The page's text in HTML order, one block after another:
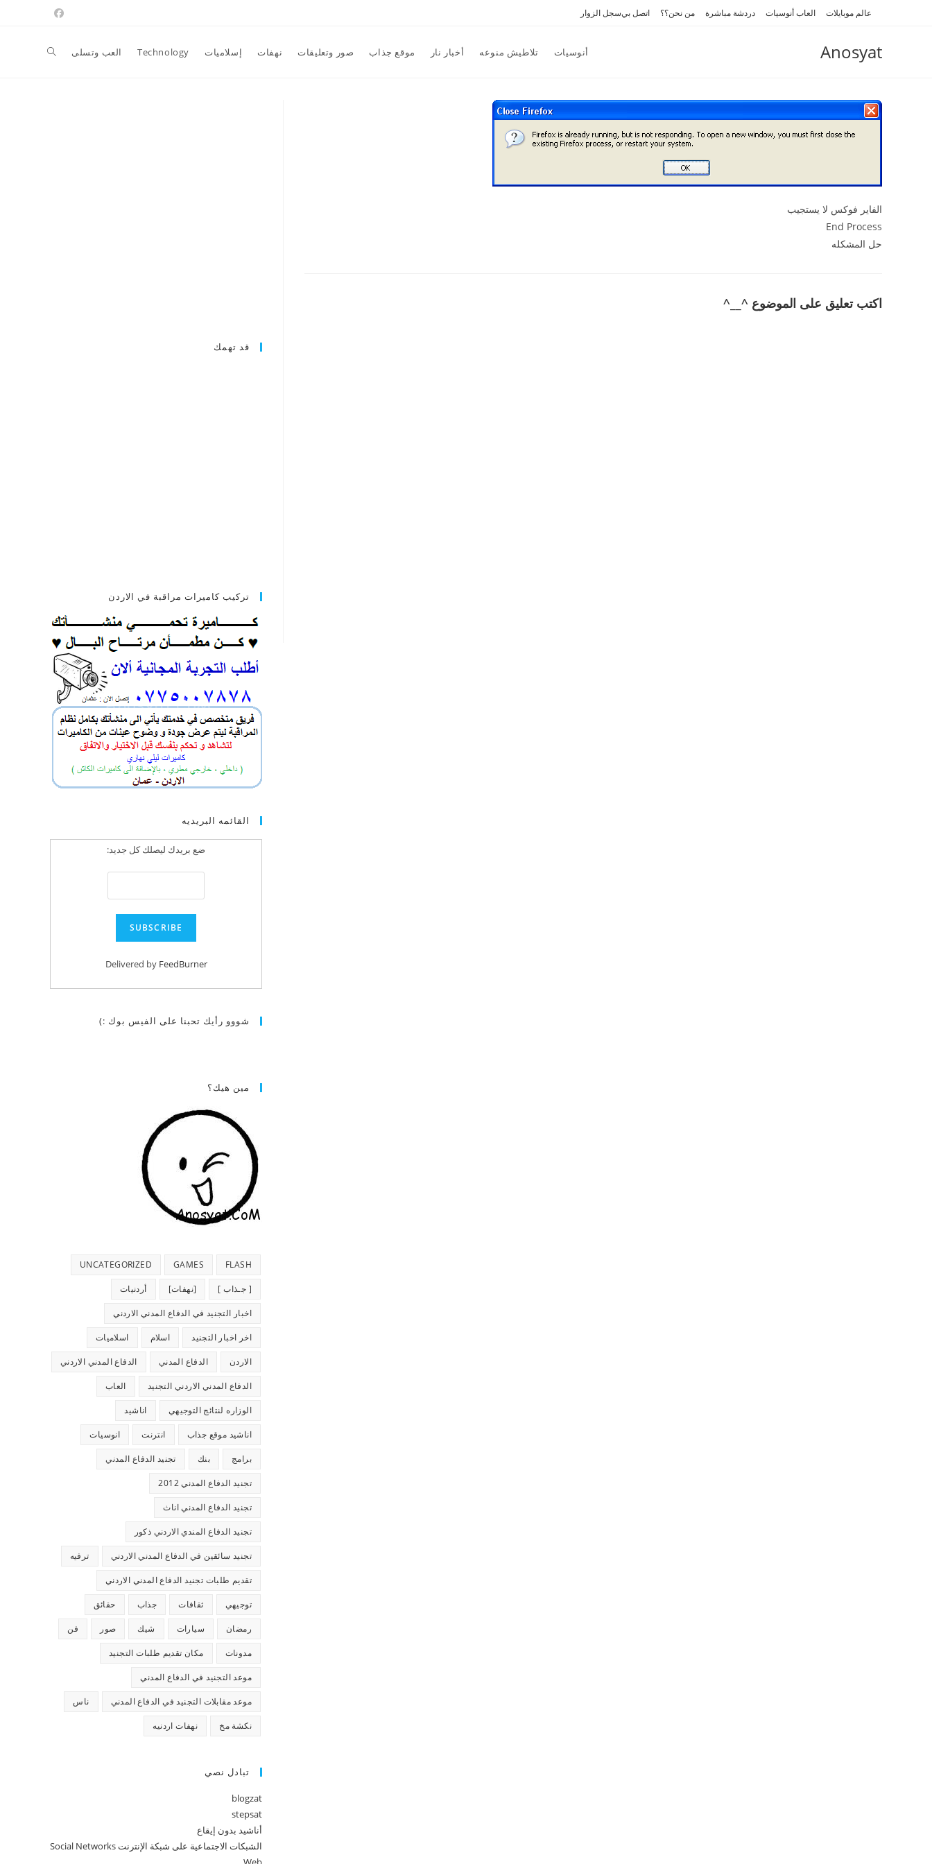
عالم موبايلات العاب أنوسيات دردشة مباشرة من نحن؟؟ اتصل بيسجل الزوار
Anosyat أنوسيات تلاطيش منوعه أخبار نار موقع جذاب صور وتعليقات نهفات إسلاميات Technology العب وتسلى Toggle
الفاير فوكس لا يستجيب
End Process
حل المشكله
اكتب تعليق على الموضوع ^__^
قد تهمك
تركيب كاميرات مراقبة في الاردن
القائمه البريديه
ضع بريدك ليصلك كل جديد:
Delivered by FeedBurner
شووو رأيك تحبنا على الفيس بوك :)
مين هيك؟
FLASH
GAMES
UNCATEGORIZED
[ جـذاب ] [نهفات] أردنيات
اخبار التجنيد في الدفاع المدني الاردني
اخر اخبار التجنيد اسلام اسلاميات
الاردن الدفاع المدني الدفاع المدني الاردني
الدفاع المدني الاردني التجنيد العاب
الوزاره لنتائج التوجيهي اناشيد
اناشيد موقع جذاب انترنت انوسيات
برامج بنك تجنيد الدفاع المدني
تجنيد الدفاع المدني 2012
تجنيد الدفاع المدني اناث
تجنيد الدفاع المندي الاردني ذكور
تجنيد سائقين في الدفاع المدني الاردني ترفيه
تقديم طلبات تجنيد الدفاع المدني الاردني
توجيهي ثقافات جذاب حقائق
رمضان سيارات شيك صور فن
مدونات مكان تقديم طلبات التجنيد
موعد التجنيد في الدفاع المدني
موعد مقابلات التجنيد في الدفاع المدني ناس
نكشة مخ نهفات اردنيه
تبادل نصي
blogzat
stepsat
أناشيد بدون إيقاع
الشبكات الاجتماعية على شبكة الإنترنت Social Networks